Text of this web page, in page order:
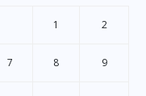
1 2
7 8 9